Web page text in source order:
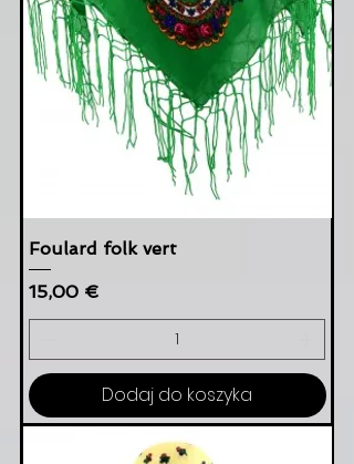
Foulard folk vert
Cena
15,00 €
Dodaj do koszyka